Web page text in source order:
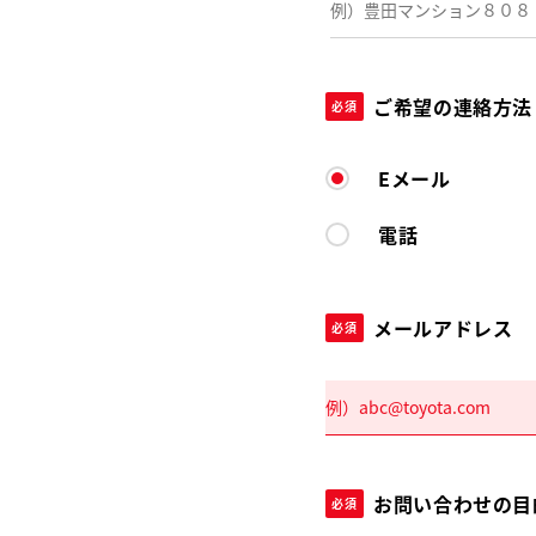
必須 ご希望の連絡方法
Eメール
電話
必須 メールアドレス
必須 お問い合わせの